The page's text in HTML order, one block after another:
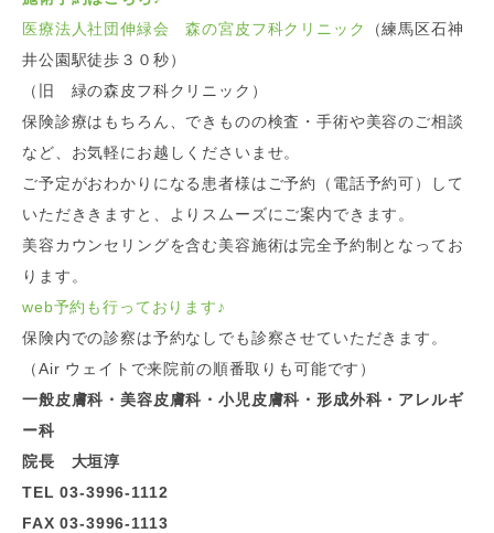
医療法人社団伸緑会 森の宮皮フ科クリニック
（練馬区石神
井公園駅徒歩３０秒）
（旧 緑の森皮フ科クリニック）
保険診療はもちろん、できものの検査・手術や美容のご相談
など、お気軽にお越しくださいませ。
ご予定がおわかりになる患者様はご予約（電話予約可）して
いただききますと、よりスムーズにご案内できます。
美容カウンセリングを含む美容施術は完全予約制となってお
ります。
web予約も行っております♪
保険内での診察は予約なしでも診察させていただきます。
（Air ウェイトで来院前の順番取りも可能です）
一般皮膚科・美容皮膚科・小児皮膚科・形成外科・アレルギ
ー科
院長 大垣淳
TEL 03-3996-1112
FAX 03-3996-1113